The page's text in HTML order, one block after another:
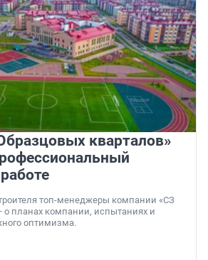
кварталов»
топ-менеджеры компании «СЗ
о планах компании, испытаниях и
оптимизма.